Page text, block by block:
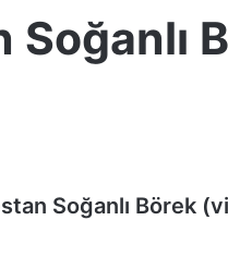
Soğanlı Börek